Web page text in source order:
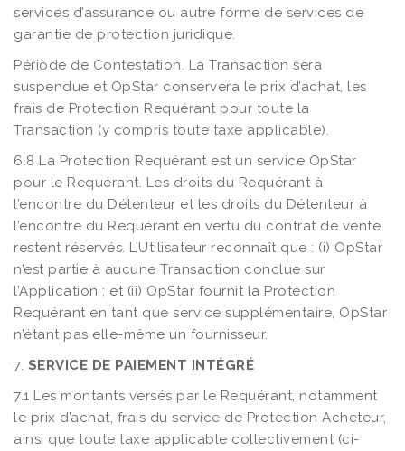
services d’assurance ou autre forme de services de
garantie de protection juridique.
Période de Contestation. La Transaction sera
suspendue et OpStar conservera le prix d’achat, les
frais de Protection Requérant pour toute la
Transaction (y compris toute taxe applicable).
6.8 La Protection Requérant est un service OpStar
pour le Requérant. Les droits du Requérant à
l’encontre du Détenteur et les droits du Détenteur à
l’encontre du Requérant en vertu du contrat de vente
restent réservés. L’Utilisateur reconnaît que : (i) OpStar
n’est partie à aucune Transaction conclue sur
l’Application ; et (ii) OpStar fournit la Protection
Requérant en tant que service supplémentaire, OpStar
n’étant pas elle-même un fournisseur.
7. SERVICE DE PAIEMENT INTÉGRÉ
7.1 Les montants versés par le Requérant, notamment
le prix d’achat, frais du service de Protection Acheteur,
ainsi que toute taxe applicable collectivement (ci-